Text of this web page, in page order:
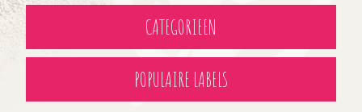
CATEGORIEEN
POPULAIRE LABELS